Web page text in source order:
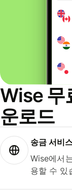
Wise 무
운로드
송금 서비
Wise에서
용할 수 있